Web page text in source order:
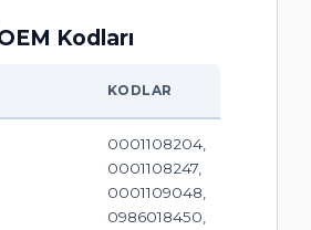
Kodları
KODLAR
0001108204,
0001108247,
0001109048,
0986018450,